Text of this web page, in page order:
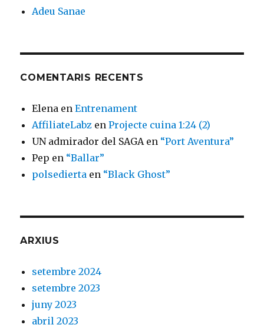
Adeu Sanae
COMENTARIS RECENTS
Elena enEntrenament
AffiliateLabz enProjecte cuina 1:24 (2)
UN admirador del SAGAen “Port Aventura”
Pep en “Ballar”
polsedierta en “Black Ghost”
ARXIUS
setembre 2024
setembre 2023
juny 2023
abril 2023